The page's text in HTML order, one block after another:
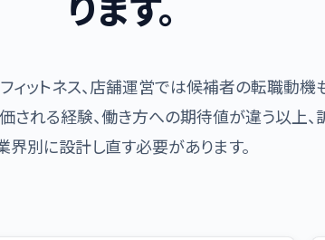
ります。
フィットネス、店舗運営では候補者の転職動
価される経験、働き方への期待値が違う以上
界別に設計し直す必要があります。